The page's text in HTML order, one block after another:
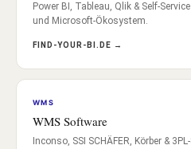
Power BI, Tableau, Qlik & Self-
und Microsoft-Ökosystem.
FIND-YOUR-BI.DE →
WMS
WMS Software
Inconso, SSI SCHÄFER, Körber &